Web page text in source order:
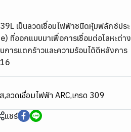
เป็นลวดเชื่อมไฟฟ้าชนิดหุ้มฟลักซ์ประ
ที่ออกแบบมาเพื่อการเชื่อมต่อโลหะต่าง
ารแตกร้าวและความร้อนได้ดีหลังการ
,ลวดเชื่อมไฟฟ้า ARC,เกรด 309
แชร์